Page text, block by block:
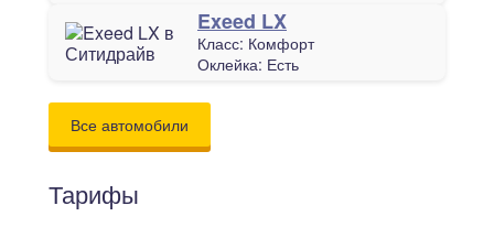
Exeed LX
Класс: Комфорт
Оклейка: Есть
Все автомобили
Тарифы